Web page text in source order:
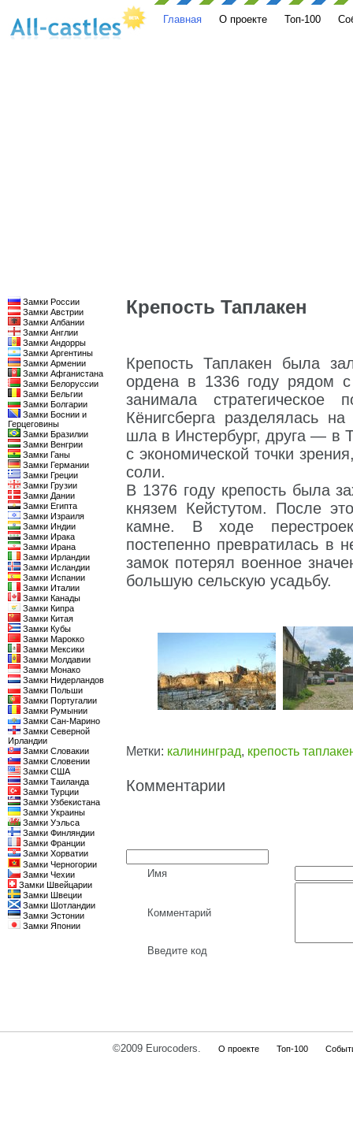
Главная О проекте Топ-100
Замки России
Замки Австрии
Замки Албании
Замки Англии
Замки Андорры
Замки Аргентины
Замки Армении
Замки Афганистана
Замки Белоруссии
Замки Бельгии
Замки Болгарии
Замки Боснии и
Герцеговины
Замки Бразилии
Замки Венгрии
Замки Ганы
Замки Германии
Замки Греции
Замки Грузии
Замки Дании
Замки Египта
Замки Израиля
Замки Индии
Замки Ирака
Замки Ирана
Замки Ирландии
Замки Исландии
Замки Испании
Замки Италии
Замки Канады
Замки Кипра
Замки Китая
Замки Кубы
Замки Марокко
Замки Мексики
Замки Молдавии
Замки Монако
Замки Нидерландов
Замки Польши
Замки Португалии
Замки Румынии
Замки Сан-Марино
Замки Северной
Ирландии
Замки Словакии
Замки Словении
Замки США
Замки Таиланда
Замки Турции
Замки Узбекистана
Замки Украины
Замки Уэльса
Замки Финляндии
Замки Франции
Замки Хорватии
Замки Черногории
Замки Чехии
Замки Швейцарии
Замки Швеции
Замки Шотландии
Замки Эстонии
Замки Японии
Крепость Таплакен
Крепость Таплакен была
ордена в 1336 году рядом с
занимала
Кёнигсберга разделялась
шла в Инстербург, друга — в
с экономической точки
соли.
В 1376 году крепость была
князем Кейстутом. После
камне. В ходе
постепенно превратилась в
замок потерял военное
большую сельскую усадьбу.
Метки: калининград, крепость
Комментарии
Имя
Комментарий
Введите код
©2009 Eurocoders. О проекте Топ-100